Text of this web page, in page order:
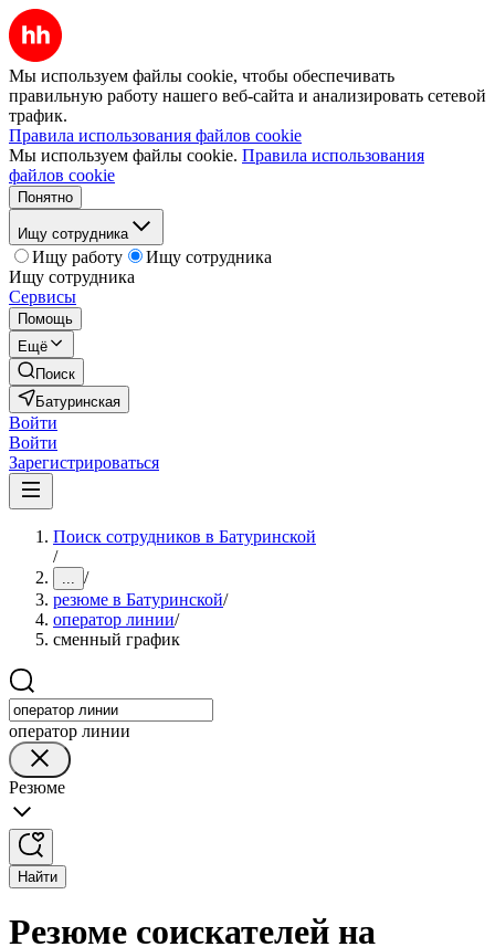
Мы используем файлы cookie, чтобы обеспечивать
правильную работу нашего веб-сайта и анализировать сетевой
трафик.
Правила использования файлов cookie
Мы используем файлы cookie. Правила использования
файлов cookie
Понятно
Ищу сотрудника
Ищу работу
Ищу сотрудника
Ищу сотрудника
Сервисы
Помощь
Ещё
Поиск
Батуринская
Войти
Войти
Зарегистрироваться
Поиск сотрудников в Батуринской
/
... /
резюме в Батуринской/
оператор линии/
сменный график
оператор линии
Резюме
Найти
Резюме соискателей на